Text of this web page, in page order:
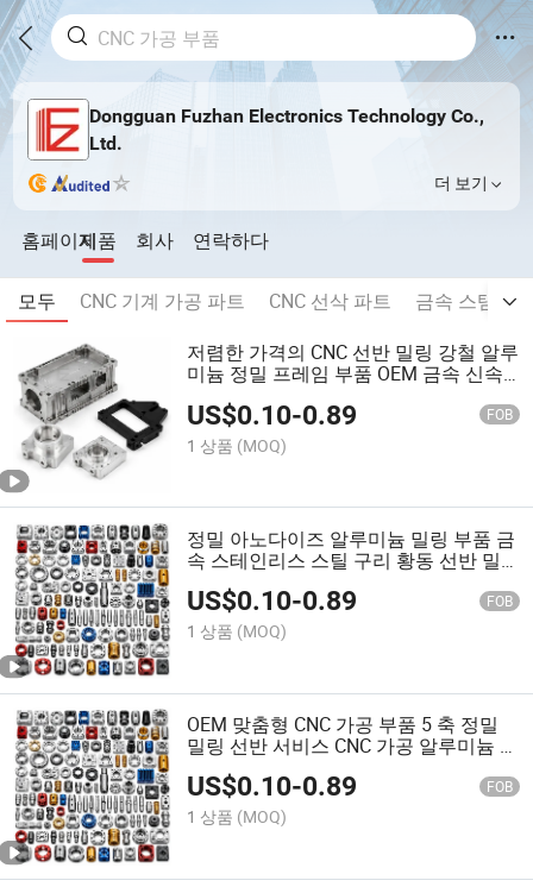
Dongguan Fuzhan Electronics Technology Co.,
Ltd.
더 보기
홈페이지제품 회사 연락하다
모두 CNC 기계 가공 파트 CNC 선삭 파트
금속 스탬핑
저렴한 가격의 CNC 선반 밀링 강철 알루
미늄 정밀 프레임 부품 OEM 금속 신속
US$0.10-0.89 FOB
1 상품 (MOQ)
정밀 아노다이즈 알루미늄 밀링 부품 금
속 스테인리스 스틸 구리 황동 선반 밀
링 신속 프로토타입 CNC 가공 서비스
US$0.10-0.89 FOB
1 상품 (MOQ)
OEM 맞춤형 CNC 가공 부품 5 축 정밀
밀링 선반 서비스 CNC 가공 알루미늄 스
테인리스 스틸 부품
US$0.10-0.89 FOB
1 상품 (MOQ)